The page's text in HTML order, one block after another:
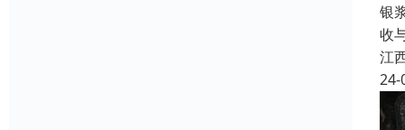
银
收
江
24-